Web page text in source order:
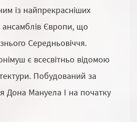
із найпрекрасніших
ансамблів Європи, що
Середньовіччя.
є всесвітньо відомою
Побудований за
Дона Мануела I на початку